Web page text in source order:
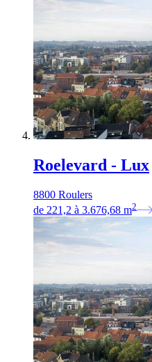
Roelevard - Lux
8800 Roulers
de 221,2 à 3.676,68 m2